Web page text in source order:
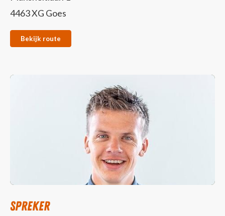
4463 XG Goes
Bekijk route
Spreker